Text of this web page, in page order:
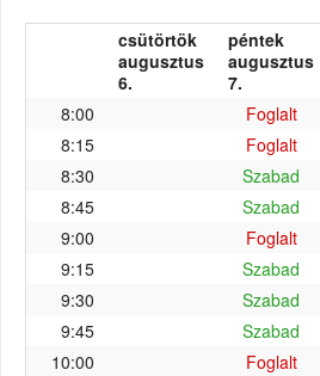
csütörtök
augusztus
6.
péntek
augusztus
7.
8:00
Foglalt
8:15
Foglalt
8:30
Szabad
8:45
Szabad
9:00
Foglalt
9:15
Szabad
9:30
Szabad
9:45
Szabad
10:00
Foglalt